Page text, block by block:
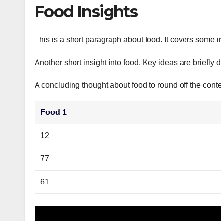
Food Insights
This is a short paragraph about food. It covers some
Another short insight into food. Key ideas are briefly
A concluding thought about food to round off the
Food 1
12
77
61